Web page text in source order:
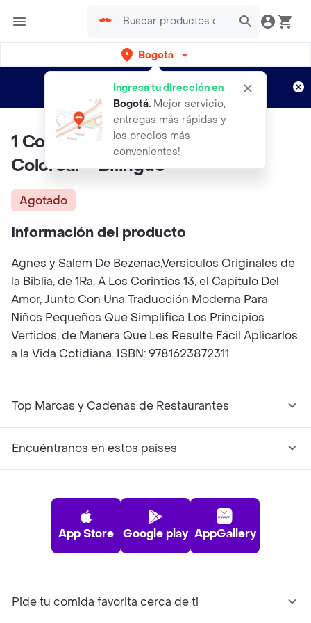
Bogotá
Ingresa tu dirección en
Bogotá. Mejor servicio,
entregas más rápidas y
los precios más
convenientes!
envíos gratis por semanas
Aplican TyC
1 Corintios 13 - Cuaderno Para
Colorear - Bilingüe
Agotado
Información del producto
Agnes y Salem De Bezenac,Versículos Originales de
la Biblia, de 1Ra. A Los Corintios 13, el Capítulo Del
Amor, Junto Con Una Traducción Moderna Para
Niños Pequeños Que Simplifica Los Principios
Vertidos, de Manera Que Les Resulte Fácil Aplicarlos
a la Vida Cotidiana. ISBN: 9781623872311
Top Marcas y Cadenas de Restaurantes
Encuéntranos en estos países
App Store Google play AppGallery
Pide tu comida favorita cerca de ti